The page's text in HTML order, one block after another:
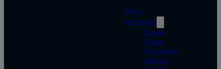
Home
Leistungen
Drehen
Fräsen
Schweissen
Messen